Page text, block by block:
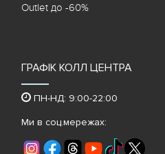
Outlet до -60%
ГРАФІК КОЛЛ ЦЕНТРА
ПН-НД: 9:00-22:00
Ми в соц.мережах: